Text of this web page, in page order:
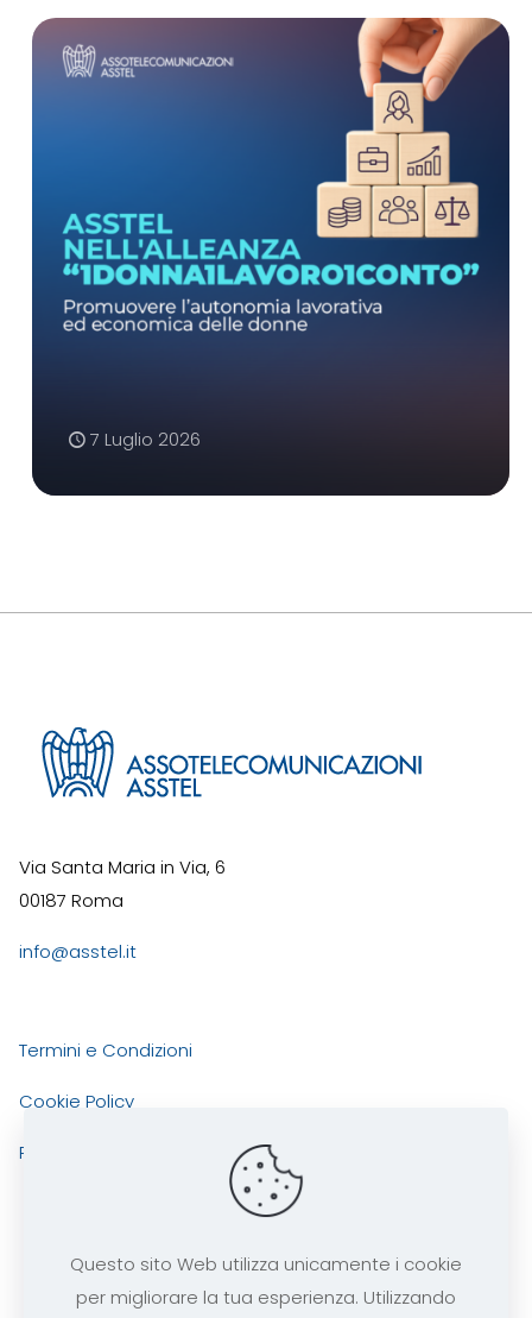
7 Luglio 2026
Via Santa Maria in Via, 6
00187 Roma
info@asstel.it
Termini e Condizioni
Cookie Policy
Privacy Policy
ASSTELCopyright 2025 tutti i diritti risevati -
Questo sito Web utilizza unicamente i cookie
per migliorare la tua esperienza. Utilizzando